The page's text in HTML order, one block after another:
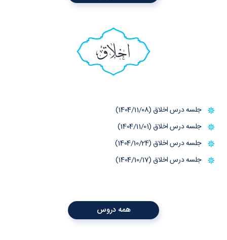
اخلاق
جلسه درس اخلاق (1404/11/08)
جلسه درس اخلاق (1404/11/01)
جلسه درس اخلاق (1404/10/24)
جلسه درس اخلاق (1404/10/17)
همه دروس